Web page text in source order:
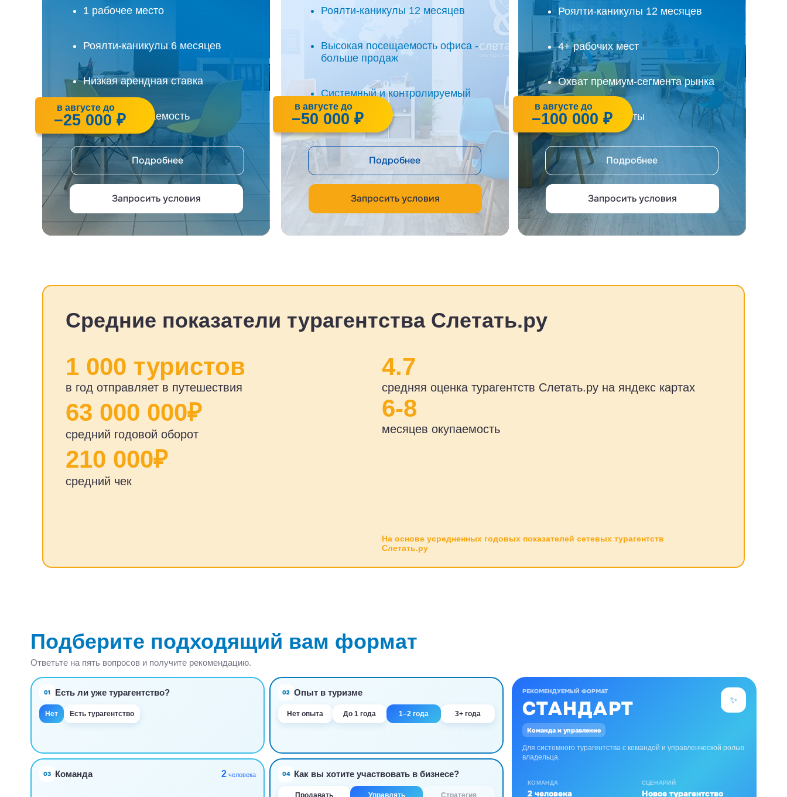
1 рабочее место
Роялти-каникулы 6 месяцев
Низкая арендная ставка
Быстрая окупаемость
Запросить условия
Подробнее
−25 000 ₽
в августе до
Роялти-каникулы 12 месяцев
Высокая посещаемость офиса -
больше продаж
Системный и контролируемый
бизнес
Запросить условия
Подробнее
−50 000 ₽
в августе до
Роялти-каникулы 12 месяцев
4+ рабочих мест
Охват премиум-сегмента рынка
Высокие обороты
Запросить условия
Подробнее
−100 000 ₽
в августе до
1 000 туристов
в год отправляет в путешествия
63 000 000₽
средний годовой оборот
210 000₽
средний чек
4.7
средняя оценка турагентств Слетать.ру на яндекс картах
6-8
месяцев окупаемость
Средние показатели турагентства Слетать.ру
На основе усредненных годовых показателей сетевых турагентств
Слетать.ру
Подберите подходящий вам формат
Ответьте на пять вопросов и получите рекомендацию.
01 Есть ли уже турагентство?
Нет Есть турагентство
02 Опыт в туризме
Нет опыта До 1 года 1–2 года 3+ года
03 Команда 2 человека 04 Как вы хотите участвовать в бизнесе?
Продавать Управлять Стратегия
РЕКОМЕНДУЕМЫЙ ФОРМАТ
СТАНДАРТ ✨
Команда и управление
Для системного турагентства с командой и управленческой ролью
владельца.
КОМАНДА
2 человека
СЦЕНАРИЙ
Новое турагентство